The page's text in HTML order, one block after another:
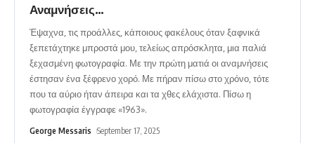
Αναμνήσεις…
Έψαχνα, τις προάλλες, κάποιους φακέλους όταν ξαφνικά
ξεπετάχτηκε μπροστά μου, τελείως απρόσκλητα, μια παλιά
ξεχασμένη φωτογραφία. Με την πρώτη ματιά οι αναμνήσεις
έστησαν ένα ξέφρενο χορό. Με πήραν πίσω στο χρόνο, τότε
που τα αύριο ήταν άπειρα και τα χθες ελάχιστα. Πίσω η
φωτογραφία έγγραφε «1963».
George Messaris September 17, 2025